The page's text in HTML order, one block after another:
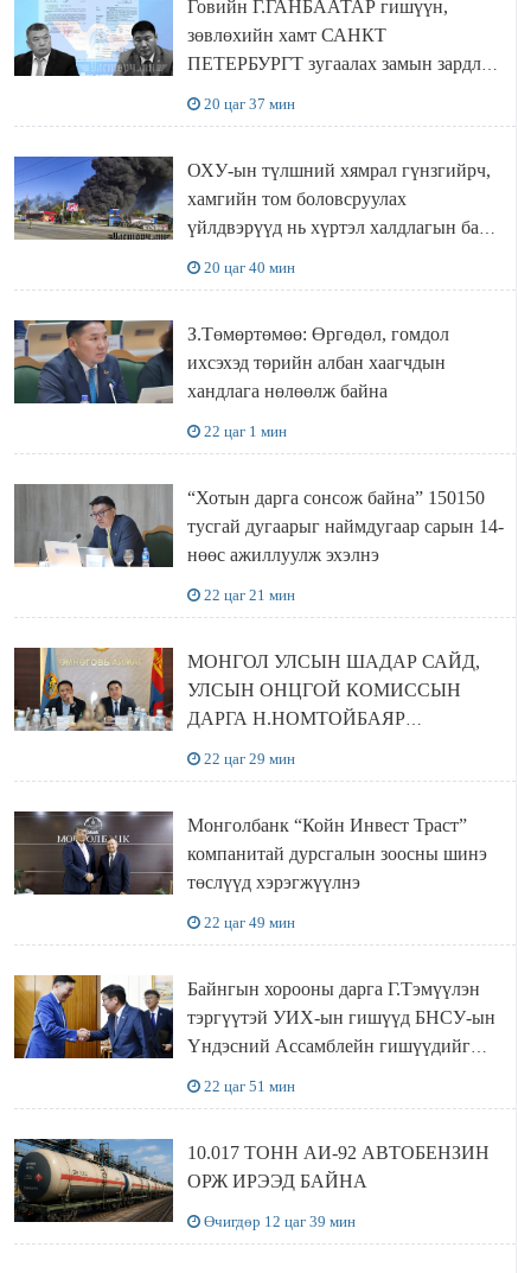
Говийн Г.ГАНБААТАР гишүүн,
зөвлөхийн хамт САНКТ
ПЕТЕРБУРГТ зугаалах замын зардлаа
20 цаг 37 мин
ОХУ-ын түлшний хямрал гүнзгийрч,
хамгийн том боловсруулах
үйлдвэрүүд нь хүртэл халдлагын бай
20 цаг 40 мин
З.Төмөртөмөө: Өргөдөл, гомдол
ихсэхэд төрийн албан хаагчдын
хандлага нөлөөлж байна
22 цаг 1 мин
“Хотын дарга сонсож байна” 150150
тусгай дугаарыг наймдугаар сарын 14-
нөөс ажиллуулж эхэлнэ
22 цаг 21 мин
МОНГОЛ УЛСЫН ШАДАР САЙД,
УЛСЫН ОНЦГОЙ КОМИССЫН
ДАРГА Н.НОМТОЙБАЯР
22 цаг 29 мин
Монголбанк “Койн Инвест Траст”
компанитай дурсгалын зоосны шинэ
төслүүд хэрэгжүүлнэ
22 цаг 49 мин
Байнгын хорооны дарга Г.Тэмүүлэн
тэргүүтэй УИХ-ын гишүүд БНСУ-ын
Үндэсний Ассамблейн гишүүдийг
22 цаг 51 мин
10.017 ТОНН АИ-92 АВТОБЕНЗИН
ОРЖ ИРЭЭД БАЙНА
Өчигдөр 12 цаг 39 мин